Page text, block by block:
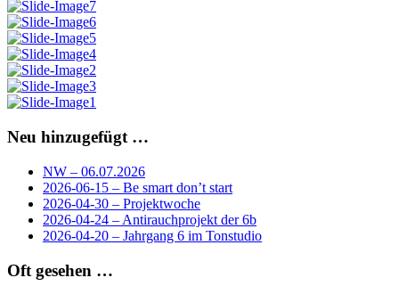
Neu hinzugefügt …
NW – 06.07.2026
2026-06-15 – Be smart don’t start
2026-04-30 – Projektwoche
2026-04-24 – Antirauchprojekt der 6b
2026-04-20 – Jahrgang 6 im Tonstudio
Oft gesehen …